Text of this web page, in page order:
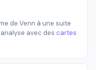
de Venn à une suite
avec des cartes